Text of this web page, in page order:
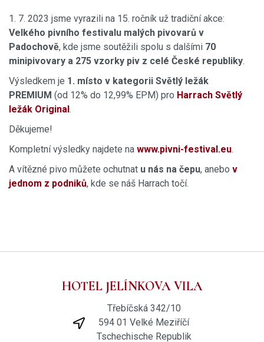
1. 7. 2023 jsme vyrazili na 15. ročník už tradiční akce:
Velkého pivního festivalu malých pivovarů v
Padochově, kde jsme soutěžili spolu s dalšími 70
minipivovary a 275 vzorky piv z celé České republiky.
Výsledkem je 1. místo v kategorii Světlý ležák
PREMIUM (od 12% do 12,99% EPM) pro Harrach Světlý
ležák Original.
Děkujeme!
Kompletní výsledky najdete na www.pivni-festival.eu.
A vítězné pivo můžete ochutnat u nás na čepu, anebo v
jednom z podniků, kde se náš Harrach točí.
HOTEL JELÍNKOVA VILA
Třebíčská 342/10
594 01 Velké Meziříčí
Tschechische Republik